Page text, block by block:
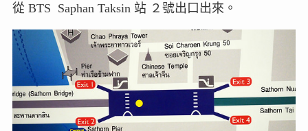
從 BTS Saphan Taksin 站 ２號出口出來。